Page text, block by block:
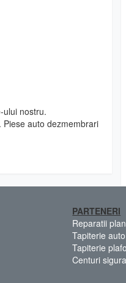
ului nostru.
auto dezmembrari
PARTENERI
Reparatii
Tapiterie
Tapiterie
Centuri